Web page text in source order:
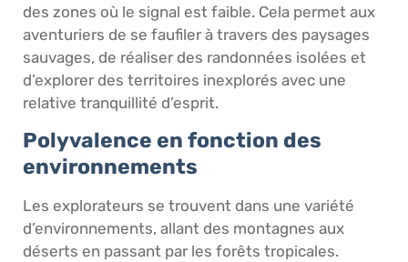
des zones où le signal est faible. Cela permet aux
aventuriers de se faufiler à travers des paysages
sauvages, de réaliser des randonnées isolées et
d’explorer des territoires inexplorés avec une
relative tranquillité d’esprit.
Polyvalence en fonction des
environnements
Les explorateurs se trouvent dans une variété
d’environnements, allant des montagnes aux
déserts en passant par les forêts tropicales.